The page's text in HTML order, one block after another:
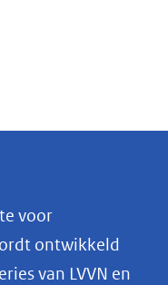
voor
ontwikkeld
van LVVN en